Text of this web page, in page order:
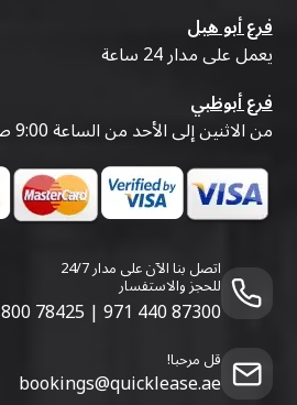
فرع أبو هيل
يعمل على مدار 24 ساعة
فرع أبوظبي
من الاثنين إلى الأحد من الساعة 9:00 صباحًا حتى 07:00 مساءً
اتصل بنا الآن على مدار 24/7
للحجز والاستفسار
800 78425 | 971 440 87300
قل مرحبا!
bookings@quicklease.ae